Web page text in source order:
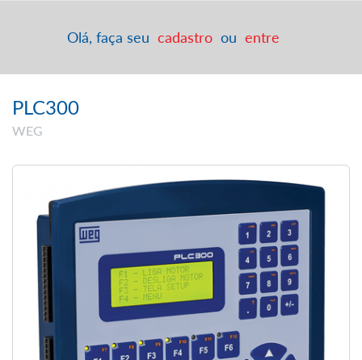
Olá, faça seu cadastro ou entre
PLC300
WEG